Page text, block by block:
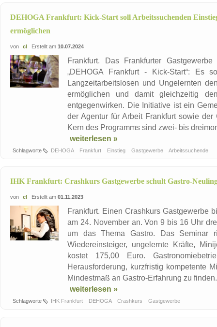
DEHOGA Frankfurt: Kick-Start soll Arbeitssuchenden
ermöglichen
von cl Erstellt am 10.07.2024
Frankfurt. Das Frankfurter
„DEHOGA Frankfurt - Kick-Start“: Es
Langzeitarbeitslosen und Ungelernten
ermöglichen und damit gleichzeitig
entgegenwirken. Die Initiative ist ein
der Agentur für Arbeit Frankfurt sowie
Kern des Programms sind zwei- bis
weiterlesen »
Schlagworte DEHOGA Frankfurt Einstieg Gastgewerbe Arbeitssuchende
IHK Frankfurt: Crashkurs Gastgewerbe schult Gastro-
von cl Erstellt am 01.11.2023
Frankfurt. Einen Crashkurs Gastgewerbe
am 24. November an. Von 9 bis 16 Uhr
um das Thema Gastro. Das Seminar
Wiedereinsteiger, ungelernte Kräfte,
kostet 175,00 Euro.
Herausforderung, kurzfristig kompetente
Mindestmaß an Gastro-Erfahrung zu
weiterlesen »
Schlagworte IHK Frankfurt DEHOGA Crashkurs Gastgewerbe